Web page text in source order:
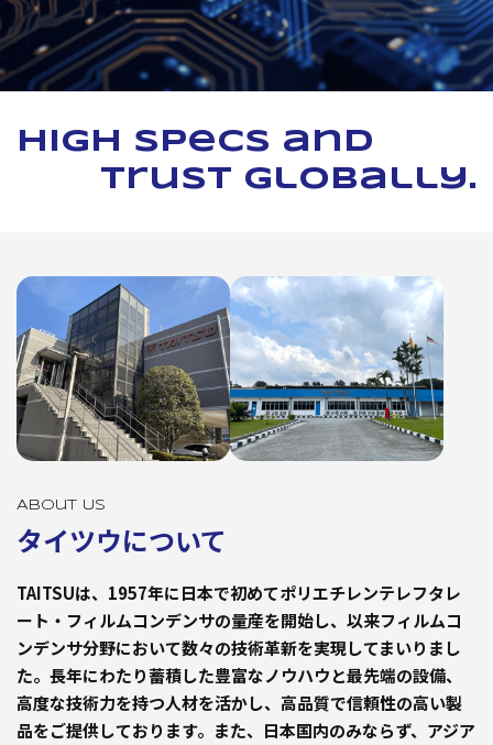
High specs and
trust globally.
About Us
タイツウについて
TAITSUは、1957年に日本で初めてポリエチレンテレフタレ
ート・フィルムコンデンサの量産を開始し、以来フィルムコ
ンデンサ分野において数々の技術革新を実現してまいりまし
た。長年にわたり蓄積した豊富なノウハウと最先端の設備、
高度な技術力を持つ人材を活かし、高品質で信頼性の高い製
品をご提供しております。また、日本国内のみならず、アジア